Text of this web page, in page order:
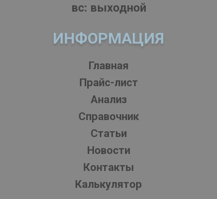
вс: выходной
ИНФОРМАЦИЯ
Главная
Прайс-лист
Анализ
Справочник
Статьи
Новости
Контакты
Калькулятор